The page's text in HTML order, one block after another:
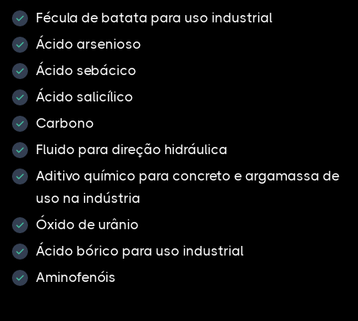
Fécula de batata para uso industrial
Ácido arsenioso
Ácido sebácico
Ácido salicílico
Carbono
Fluido para direção hidráulica
Aditivo químico para concreto e argamassa de
uso na indústria
Óxido de urânio
Ácido bórico para uso industrial
Aminofenóis